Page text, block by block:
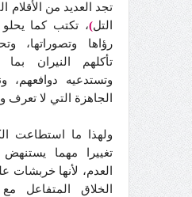
تجد العديد من الأقلام
التل)، تكتب كما يحلو
رؤاها وتصوراتها،
تأكلهم النيران
وتستدعيه دوافعهم،
الجاهزة التي لا تعرف
ولهذا ما استطاعت
تغييرا مهما
العدم، لأنها خربشات
الخلاق المتفاعل